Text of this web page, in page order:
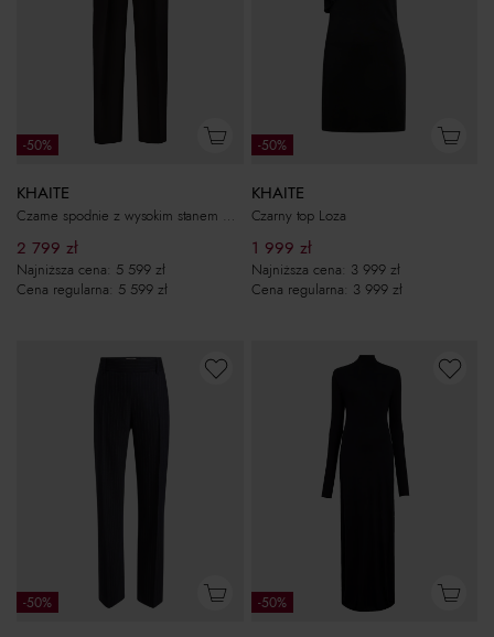
-50%
KHAITE
Czarne spodnie z wysokim stanem Maris
2 799 zł
Najniższa cena: 5 599 zł
Cena regularna: 5 599 zł
-50%
KHAITE
Czarny top Loza
1 999 zł
Najniższa cena: 3 999 zł
Cena regularna: 3 999 zł
-50% -50%